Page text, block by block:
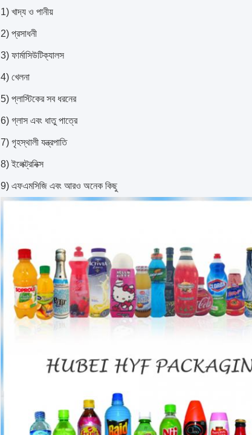
1) খাদ্য ও পানীয়
2) প্রসাধনী
3) ফার্মাসিউটিক্যালস
4) খেলনা
5) প্লাস্টিকের সব ধরনের
6) গ্লাস এবং ধাতু পাত্রে
7) গৃহস্থালী যন্ত্রপাতি
8) ইলেক্ট্রনিক্স
9) এফএমসিজি এবং আরও অনেক কিছু